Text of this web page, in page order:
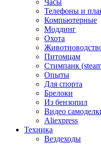
Часы
Телефоны и
Компьютерные
Моддинг
Охота
Питомцам
Стимпанк
Опыты
Для спорта
Брелоки
Из бензопил
Видео
Aliexpress
Техника
Вездеходы